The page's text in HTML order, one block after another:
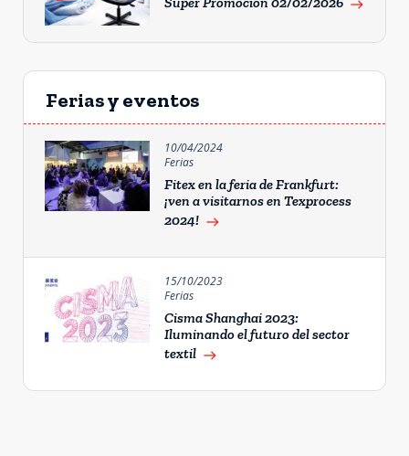
east
Ferias y eventos
10/04/2024
Ferias
Fitex en la feria de Frankfurt:
¡ven a visitarnos en Texprocess
2024! east
15/10/2023
Ferias
Cisma Shanghai 2023:
Iluminando el futuro del sector
textil east